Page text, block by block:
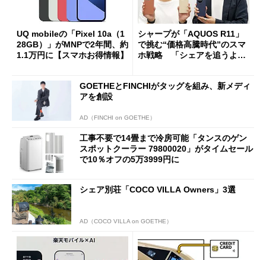
UQ mobileの「Pixel 10a（1
28GB）」がMNPで2年間、約
1.1万円に【スマホお得情報】
シャープが「AQUOS R11」
で挑む“価格高騰時代”のスマ
ホ戦略 「シェアを追うより
GOETHEとFINCHIがタッグを組み、新メディ
アを創設
AD（FINCHI on GOETHE）
工事不要で14畳まで冷房可能「タンスのゲン
スポットクーラー 79800020」がタイムセール
で10％オフの5万3999円に
シェア別荘「COCO VILLA Owners」3選
AD（COCO VILLA on GOETHE）